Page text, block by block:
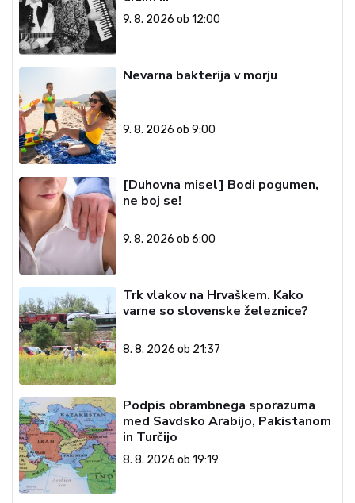
9. 8. 2026 ob 12:00
Nevarna bakterija v morju
9. 8. 2026 ob 9:00
[Duhovna misel] Bodi pogumen,
ne boj se!
9. 8. 2026 ob 6:00
Trk vlakov na Hrvaškem. Kako
varne so slovenske železnice?
8. 8. 2026 ob 21:37
Podpis obrambnega sporazuma
med Savdsko Arabijo, Pakistanom
in Turčijo
8. 8. 2026 ob 19:19